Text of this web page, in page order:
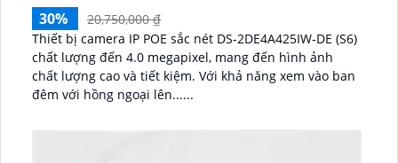
30%
20,750,000 ₫
Thiết bị camera IP POE sắc nét DS-2DE4A425IW-DE (S6)
chất lượng đến 4.0 megapixel, mang đến hình ảnh
chất lượng cao và tiết kiệm. Với khả năng xem vào ban
đêm với hồng ngoại lên......